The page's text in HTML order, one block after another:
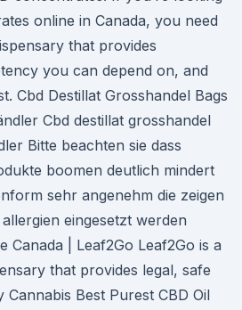
online in Canada, you need
that provides
you can depend on, and
Cbd Destillat Grosshandel Bags
Cbd destillat grosshandel
Bitte beachten sie dass
boomen deutlich mindert
sehr angenehm die zeigen
eingesetzt werden
Canada | Leaf2Go Leaf2Go is a
that provides legal, safe
Best Purest CBD Oil